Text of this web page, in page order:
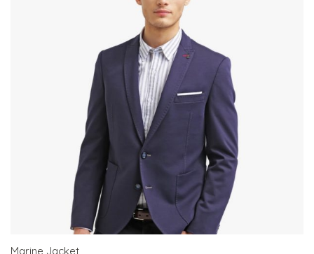
Marine Jacket